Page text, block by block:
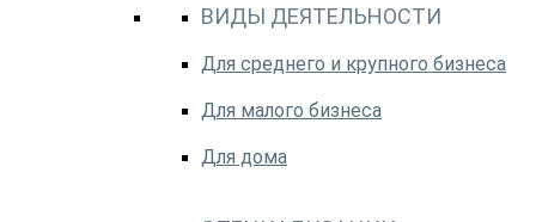
ВИДЫ ДЕЯТЕЛЬНОСТИ
Для среднего и крупного бизнеса
Для малого бизнеса
Для дома